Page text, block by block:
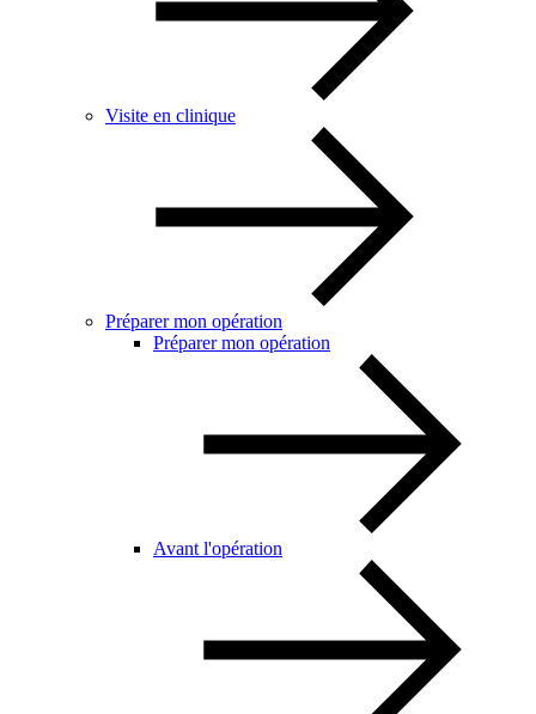
Visite en clinique
Préparer mon opération
Préparer mon opération
Avant l'opération